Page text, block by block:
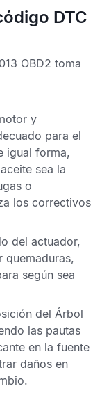
DTC
OBD2 toma
y
para el
igual forma,
sea la
o
los correctivos
del actuador,
quemaduras,
según sea
del Árbol
las pautas
en la fuente
daños en